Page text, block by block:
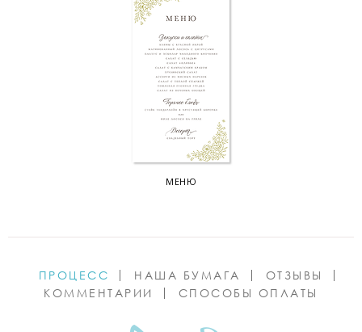
МЕНЮ
ПРОЦЕСС НАША БУМАГА
ОТЗЫВЫ
КОММЕНТАРИИ
СПОСОБЫ ОПЛАТЫ